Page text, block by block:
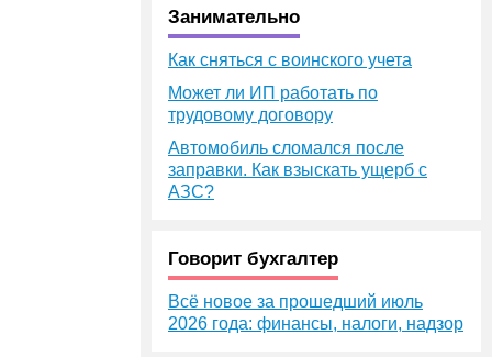
Занимательно
Как сняться с воинского учета
Может ли ИП работать по
трудовому договору
Автомобиль сломался после
заправки. Как взыскать ущерб с
АЗС?
Говорит бухгалтер
Всё новое за прошедший июль
2026 года: финансы, налоги, надзор